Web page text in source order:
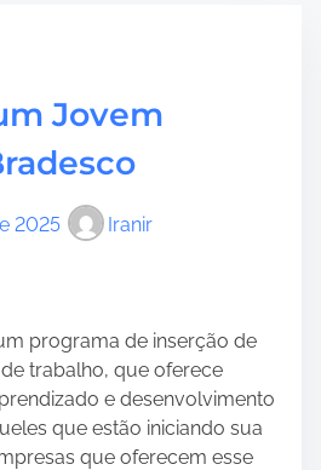
Jovem
2025 Iranir
programa de inserção de
trabalho, que oferece
e desenvolvimento
que estão iniciando sua
que oferecem esse